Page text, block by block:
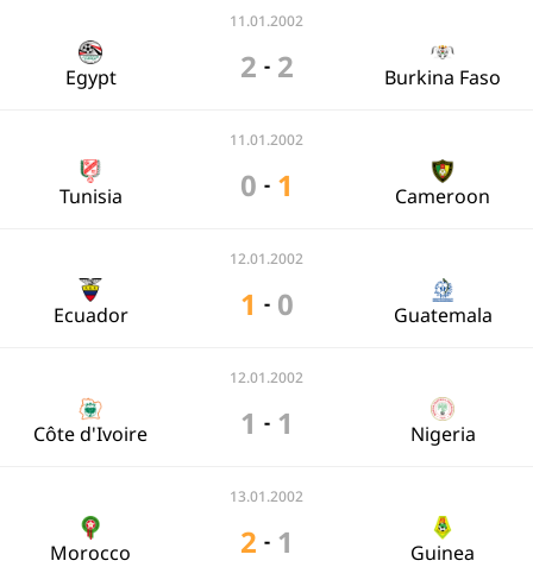
11.01.2002
Egypt 2 - 2 Burkina Faso
11.01.2002
Tunisia 0 - 1 Cameroon
12.01.2002
Ecuador 1 - 0 Guatemala
12.01.2002
Côte d'Ivoire 1 - 1 Nigeria
13.01.2002
Morocco 2 - 1 Guinea